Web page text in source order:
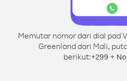
Memutar nomor dari dial pad
Greenland dari Mali,
berikut:+299 +